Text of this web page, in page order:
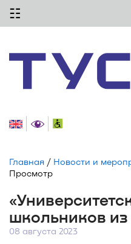
☷
Главная / Новости и
Просмотр
школьников
08 августа 2023